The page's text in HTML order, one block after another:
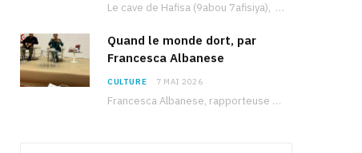
Le cave de Hafisa (9abou 7afisiya), premier roman du journaliste tunisien Mohamed Amine Ben Hlel,…
Quand le monde dort, par
Francesca Albanese
CULTURE 7 MAI 2026
Francesca Albanese, rapporteuse spéciale de l’ONU sur les territoires palestiniens occupés, était à Tunis pour…